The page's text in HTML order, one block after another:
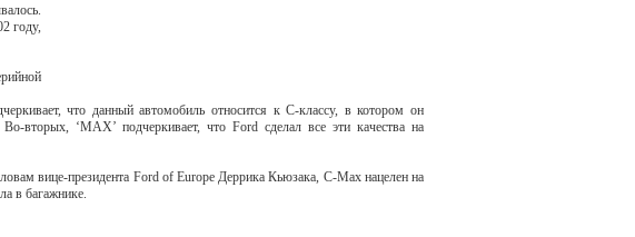
году,
что данный автомобиль относится к С-классу, в котором он
вторых, ‘MAX’ подчеркивает, что Ford сделал все эти качества на
вице-президента Ford of Europe Деррика Кьюзака, С-Мах нацелен на
в багажнике.